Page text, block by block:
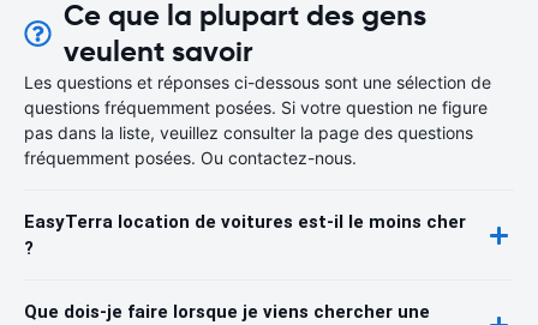
Ce que la plupart des gens
veulent savoir
Les questions et réponses ci-dessous sont une sélection de
questions fréquemment posées. Si votre question ne figure
pas dans la liste, veuillez consulter la page des questions
fréquemment posées. Ou contactez-nous.
EasyTerra location de voitures est-il le moins cher
?
Que dois-je faire lorsque je viens chercher une